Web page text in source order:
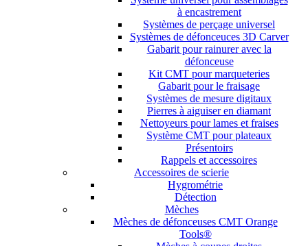
à encastrement
Systèmes de perçage universel
Systèmes de défonceuces 3D Carver
Gabarit pour rainurer avec la
défonceuse
Kit CMT pour marqueteries
Gabarit pour le fraisage
Systèmes de mesure digitaux
Pierres à aiguiser en diamant
Nettoyeurs pour lames et fraises
Système CMT pour plateaux
Présentoirs
Rappels et accessoires
Accessoires de scierie
Hygrométrie
Détection
Mèches
Mèches de défonceuses CMT Orange
Tools®